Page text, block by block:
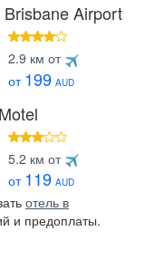
Brisbane Airport
4 звезды
2.9 км от
от 199 AUD
3 звезды
5.2 км от
от 119 AUD
отель в
и предоплаты.